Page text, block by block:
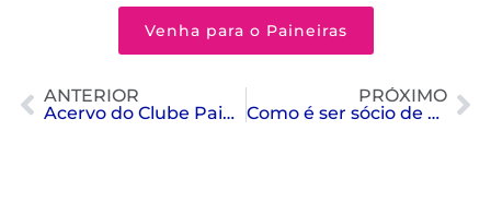
Venha para o Paineiras
ANTERIOR
Acervo do Clube Paineiras
PRÓXIMO
Como é ser sócio de um clube?